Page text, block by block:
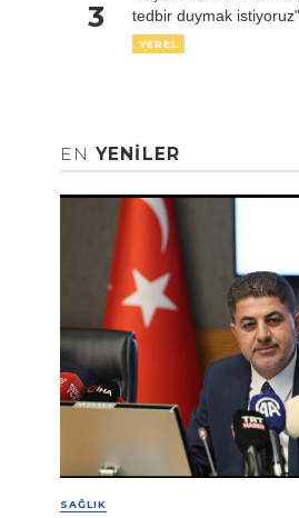
3
tedbir duymak istiyoruz"
YEREL
EN YENILER
SAĞLIK